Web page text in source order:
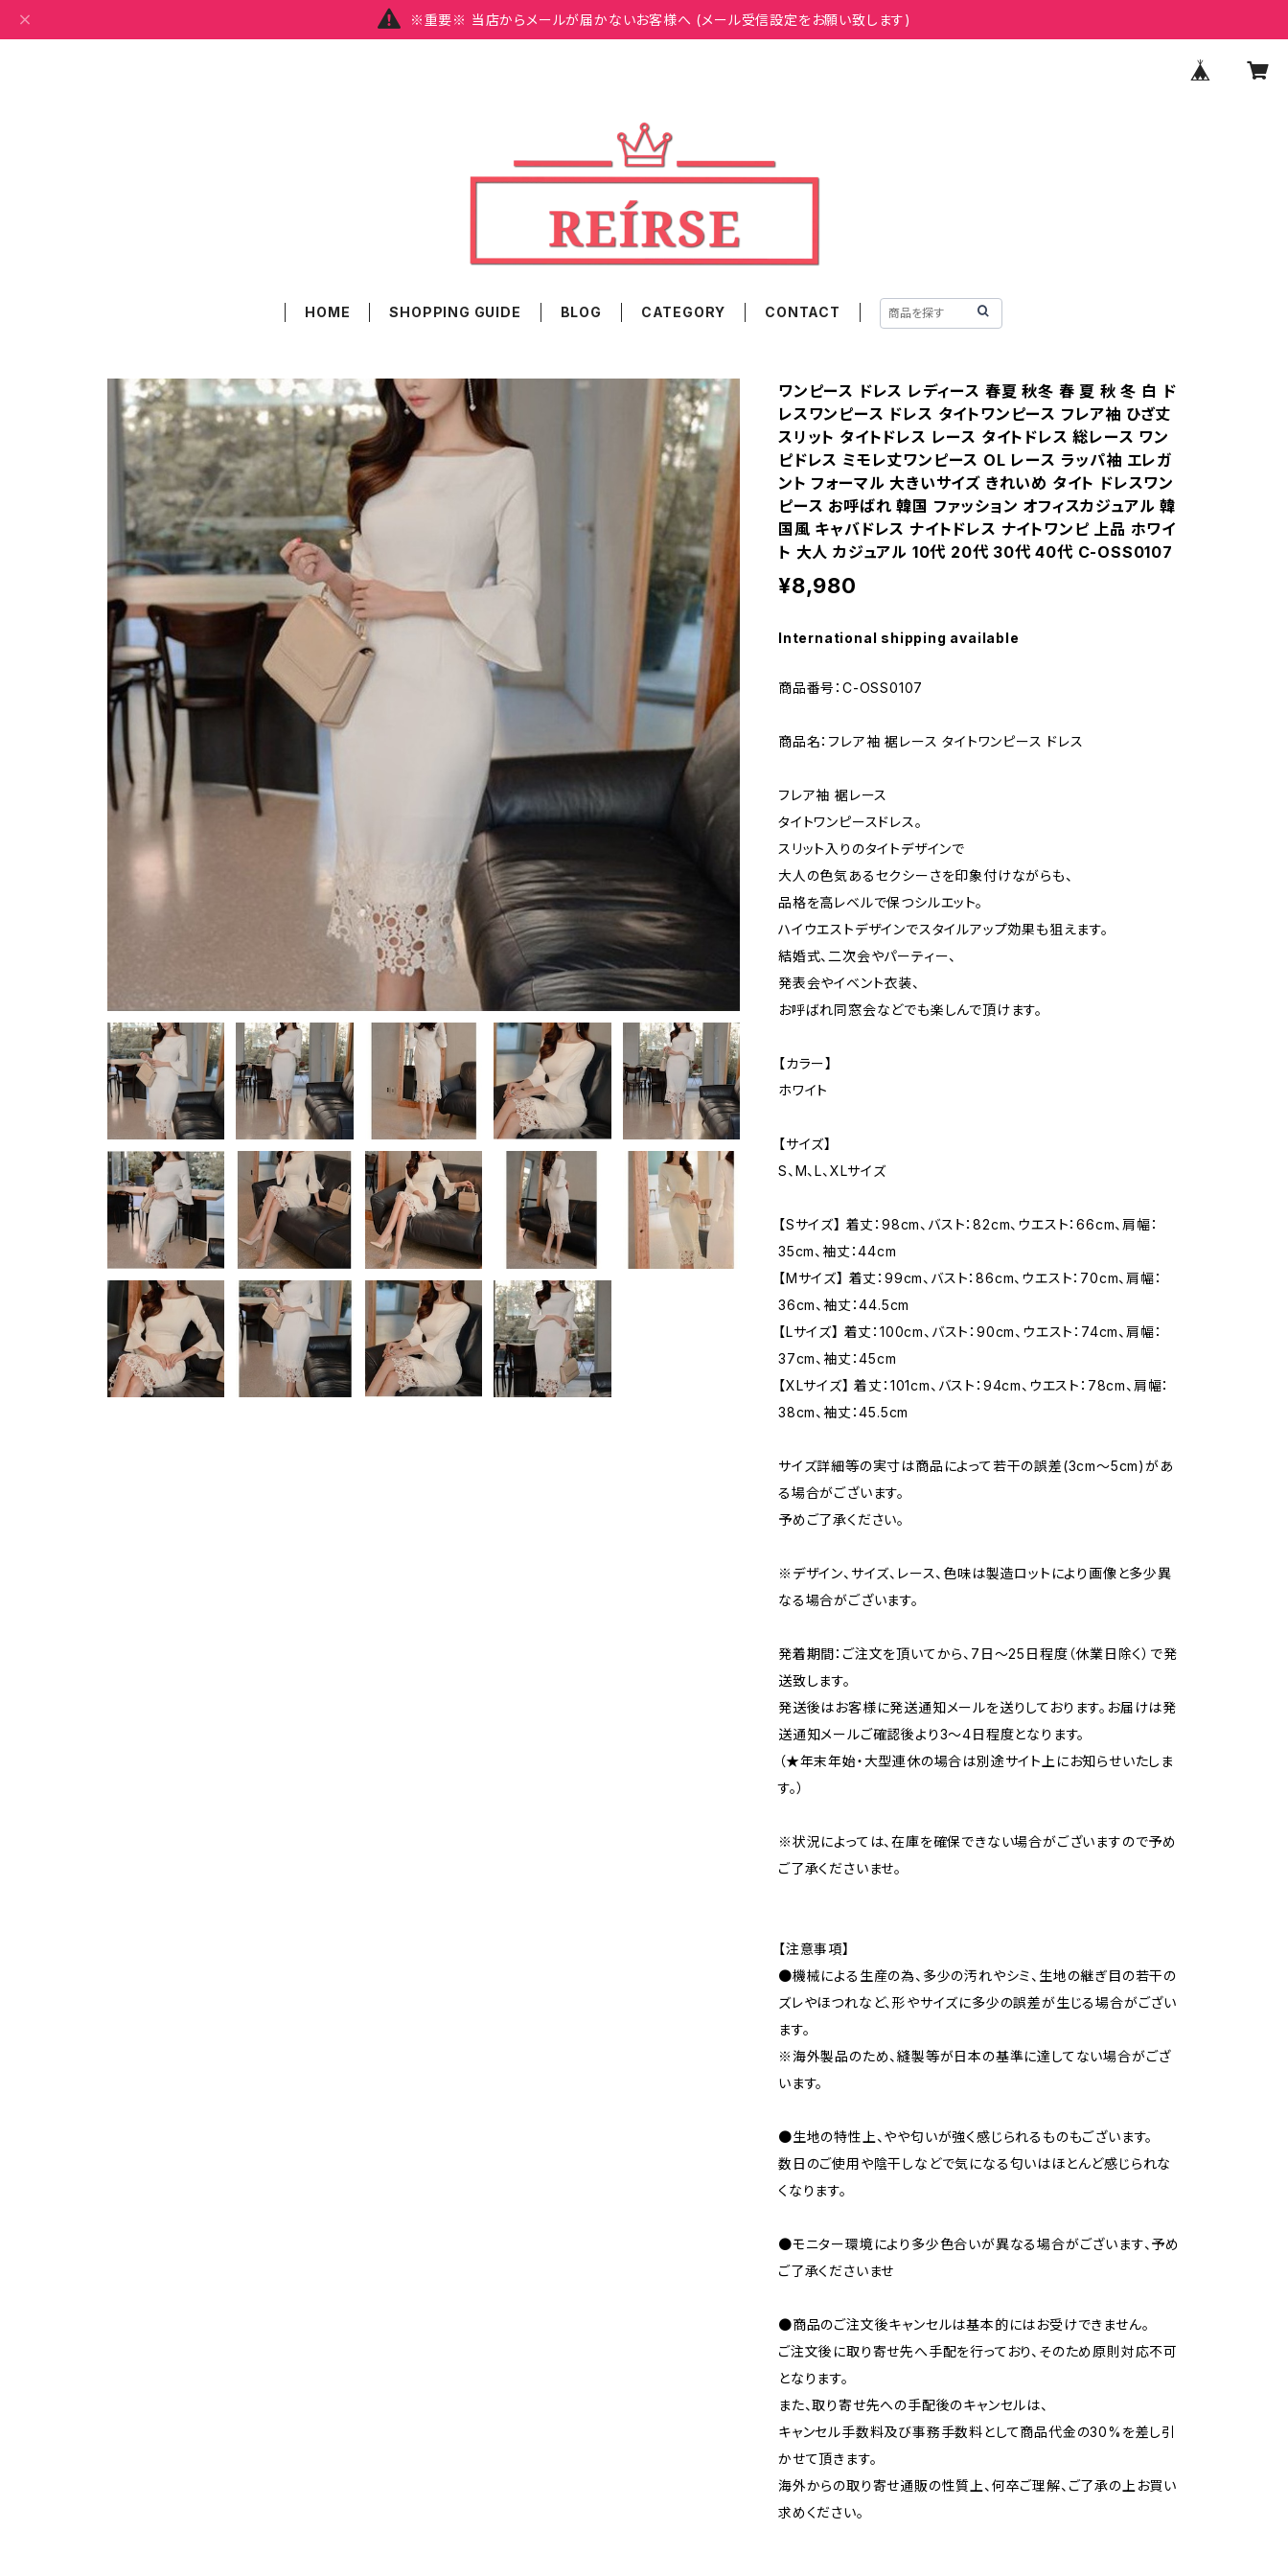
※重要※ 当店からメールが届かないお客様へ (メール受信設定をお願い致します)
HOME SHOPPING GUIDE BLOG CATEGORY CONTACT
ワンピース ドレス レディース 春夏 秋冬 春 夏 秋 冬 白 ド
レスワンピース ドレス タイトワンピース フレア袖 ひざ丈
スリット タイトドレス レース タイトドレス 総レース ワン
ピドレス ミモレ丈ワンピース OL レース ラッパ袖 エレガ
ント フォーマル 大きいサイズ きれいめ タイト ドレスワン
ピース お呼ばれ 韓国 ファッション オフィスカジュアル 韓
国風 キャバドレス ナイトドレス ナイトワンピ 上品 ホワイ
ト 大人 カジュアル 10代 20代 30代 40代 C-OSS0107
¥8,980
International shipping available
商品番号：C-OSS0107
商品名：フレア袖 裾レース タイトワンピース ドレス
フレア袖 裾レース
タイトワンピースドレス。
スリット入りのタイトデザインで
大人の色気あるセクシーさを印象付けながらも、
品格を高レベルで保つシルエット。
ハイウエストデザインでスタイルアップ効果も狙えます。
結婚式、二次会やパーティー、
発表会やイベント衣装、
お呼ばれ同窓会などでも楽しんで頂けます。
【カラー】
ホワイト
【サイズ】
S、M、L、XLサイズ
【Sサイズ】 着丈：98cm、バスト：82cm、ウエスト：66cm、肩幅：
35cm、袖丈：44cm
【Mサイズ】 着丈：99cm、バスト：86cm、ウエスト：70cm、肩幅：
36cm、袖丈：44.5cm
【Lサイズ】 着丈：100cm、バスト：90cm、ウエスト：74cm、肩幅：
37cm、袖丈：45cm
【XLサイズ】 着丈：101cm、バスト：94cm、ウエスト：78cm、肩幅：
38cm、袖丈：45.5cm
サイズ詳細等の実寸は商品によって若干の誤差(3cm〜5cm)があ
る場合がございます。
予めご了承ください。
※デザイン、サイズ、レース、色味は製造ロットにより画像と多少異
なる場合がございます。
発着期間：ご注文を頂いてから、7日〜25日程度（休業日除く）で発
送致します。
発送後はお客様に発送通知メールを送りしております。お届けは発
送通知メールご確認後より3〜4日程度となります。
（★年末年始・大型連休の場合は別途サイト上にお知らせいたしま
す。）
※状況によっては、在庫を確保できない場合がございますので予め
ご了承くださいませ。
【注意事項】
●機械による生産の為、多少の汚れやシミ、生地の継ぎ目の若干の
ズレやほつれなど、形やサイズに多少の誤差が生じる場合がござい
ます。
※海外製品のため、縫製等が日本の基準に達してない場合がござ
います。
●生地の特性上、やや匂いが強く感じられるものもございます。
数日のご使用や陰干しなどで気になる匂いはほとんど感じられな
くなります。
●モニター環境により多少色合いが異なる場合がございます、予め
ご了承くださいませ
●商品のご注文後キャンセルは基本的にはお受けできません。
ご注文後に取り寄せ先へ手配を行っており、そのため原則対応不可
となります。
また、取り寄せ先への手配後のキャンセルは、
キャンセル手数料及び事務手数料として商品代金の30%を差し引
かせて頂きます。
海外からの取り寄せ通販の性質上、何卒ご理解、ご了承の上お買い
求めください。